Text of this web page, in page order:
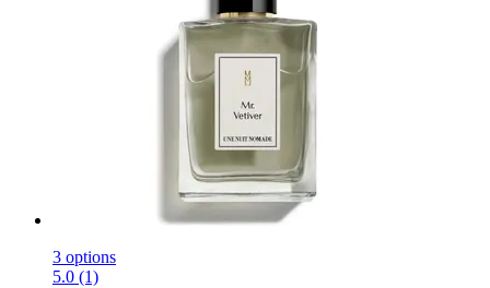
3 options
5.0 (1)